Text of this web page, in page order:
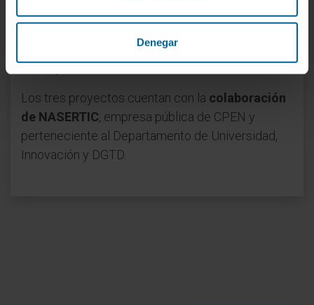
Denegar
Universidad de Navarra, Navarrabiomed, ADItech,
CNTA y NUCAPS.
Los tres proyectos cuentan con la colaboración
de NASERTIC, empresa pública de CPEN y
perteneciente al Departamento de Universidad,
Innovación y DGTD.